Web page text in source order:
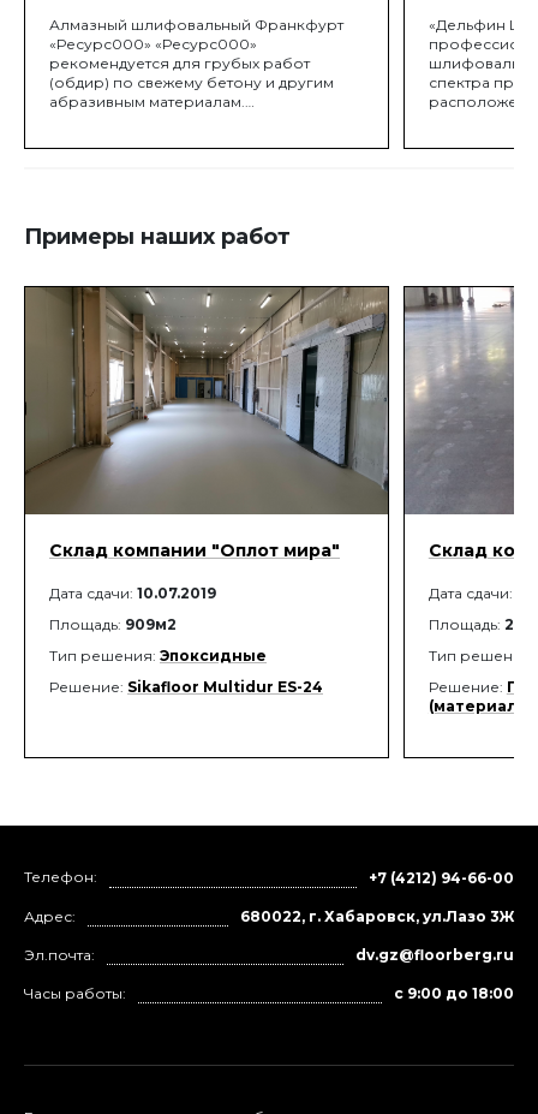
Алмазный шлифовальный Франкфурт
«Ресурс000» «Ресурс000»
рекомендуется для грубых работ
(обдир) по свежему бетону и другим
абразивным материалам.
«Дельфин LS-
спектра
Примеры наших работ
Склад компании "Оплот мира"
Дата сдачи: 10.07.2019
Площадь: 909м2
Тип решения: Эпоксидные
Решение: Sikafloor Multidur ES-24
Склад
Дата сдачи:
Площадь: 2
Тип решения:
Решение:
(материалы
Телефон: +7 (4212) 94-66-00
Адрес: 680022, г. Хабаровск, ул.Лазо 3Ж
Эл.почта: dv.gz@floorberg.ru
Часы работы: с 9:00 до 18:00